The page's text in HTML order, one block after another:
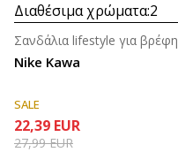
Διαθέσιμα χρώματα:2
Nike Kawa
Σανδάλια lifestyle για βρέφη
SALE
22,39 EUR
27,99EUR